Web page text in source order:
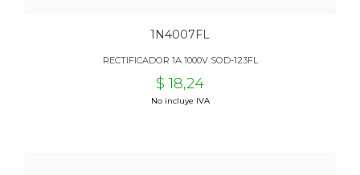
1N4007FL
RECTIFICADOR 1A 1000V SOD-123FL
$ 18,24
No incluye IVA